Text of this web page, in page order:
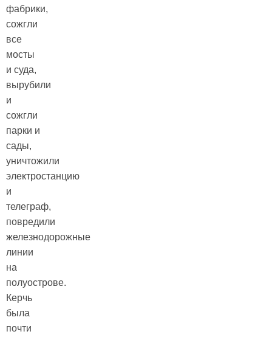
фабрики,
сожгли
все
мосты
и суда,
вырубили
и
сожгли
парки и
сады,
уничтожили
электростанцию
и
телеграф,
повредили
железнодорожные
линии
на
полуострове.
Керчь
была
почти